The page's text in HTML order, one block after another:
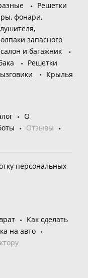
Решетки
фонари,
запасного
и багажник
Решетки
Крылья
О
Отзывы
персональных
Как сделать
на авто